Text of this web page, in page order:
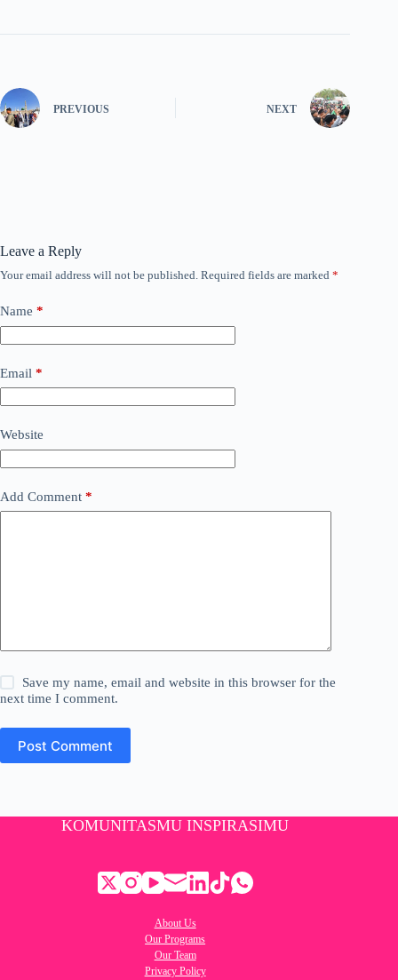
PREVIOUS NEXT
Leave a Reply
Your email address will not be published. Required fields are marked *
Name *
Email *
Website
Add Comment *
Save my name, email and website in this browser for the
next time I comment.
Post Comment
KOMUNITASMU INSPIRASIMU
About Us
Our Programs
Our Team
Privacy Policy